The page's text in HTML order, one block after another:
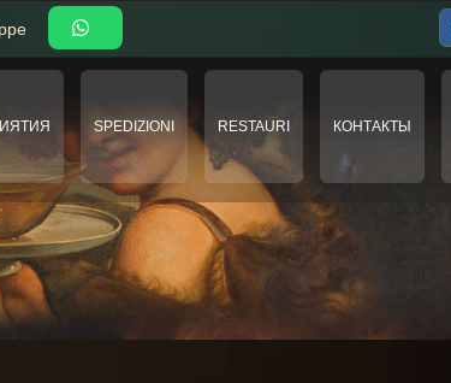
SPEDIZIONI RESTAURI КОНТАКТЫ